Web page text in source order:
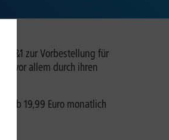
1&1 zur Vorbestellung für
vor allem durch ihren
ab 19,99 Euro monatlich